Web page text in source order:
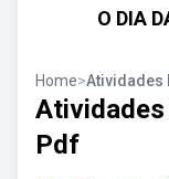
O DIA
Home>Atividades
Atividades
Pdf